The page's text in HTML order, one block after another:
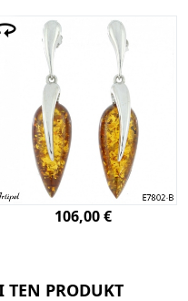
106,00 €
TEN PRODUKT